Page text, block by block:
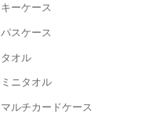
キーケース
パスケース
タオル
ミニタオル
マルチカードケース